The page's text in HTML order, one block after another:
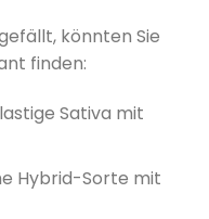
könnten Sie
finden:
Sativa mit
Hybrid-Sorte mit